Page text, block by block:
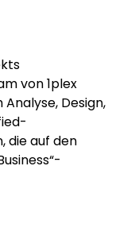
von 1plex
Design,
die auf den